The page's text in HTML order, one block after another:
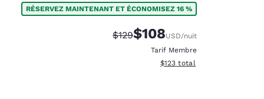
RÉSERVEZ MAINTENANT ET ÉCONOMISEZ 16 %
Tarif barré :
$129Tarif réduit :
$108USD/nuit
Tarif Membre
Afficher les détails du total
$123 total